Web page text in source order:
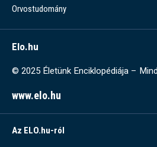
Orvostudomány
Elo.hu
© 2025 Életünk Enciklopédiája –
www.elo.hu
Az ELO.hu-ról